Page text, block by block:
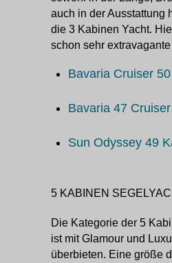
auch in der Ausstattung
die 3 Kabinen Yacht.
schon sehr
Bavaria Cruiser
Bavaria 47
Sun Odyssey 49
5 KABINEN
Die Kategorie der 5
ist mit Glamour und
überbieten. Eine größe